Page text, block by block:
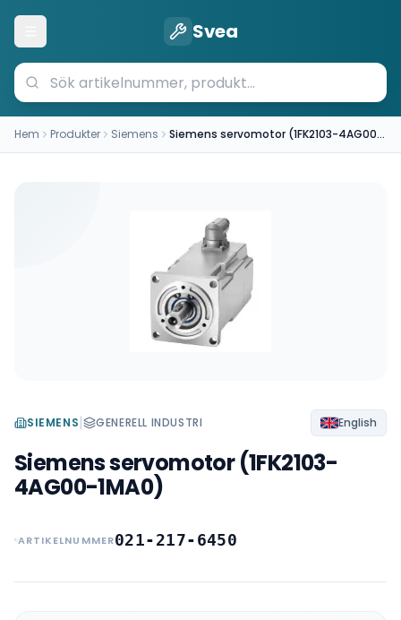
Öppna meny Svea
Hem Produkter Siemens Siemens servomotor (1FK2103-4AG00-1MA0)
SIEMENS| GENERELL INDUSTRI English
Siemens servomotor (1FK2103-
4AG00-1MA0)
ARTIKELNUMMER021-217-6450